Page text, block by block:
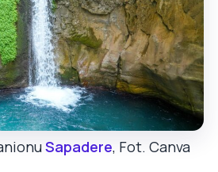
Sapadere, Fot. Canva